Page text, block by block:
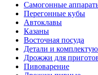
Самогонные
Перегонные кубы
Автоклавы
Казаны
Восточная посуда
Детали и
Дрожжи для
Пивоварение